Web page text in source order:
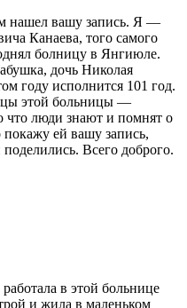
нашел вашу запись. Я —
Канаева, того самого
болницу в Янгиюле.
дочь Николая
году исполнится 101 год.
этой больницы —
что люди знают и помнят о
покажу ей вашу запись,
Всего доброго.
в этой больнице
и жила в маленьком